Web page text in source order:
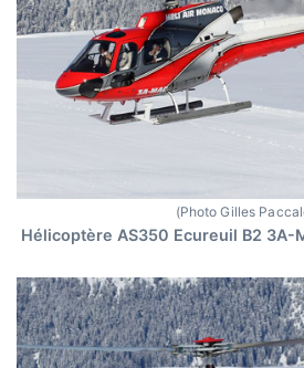
(Photo Gilles
Hélicoptère AS350 Ecureuil B2 3A-